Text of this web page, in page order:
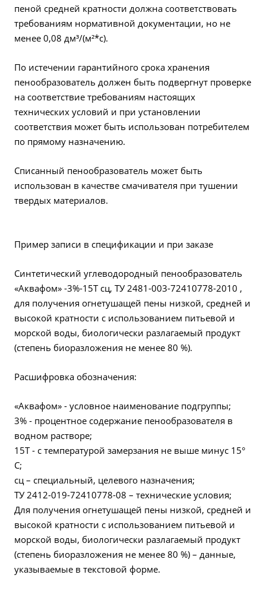
пеной средней кратности должна соответствовать
требованиям нормативной документации, но не
менее 0,08 дм³/(м²*с).
По истечении гарантийного срока хранения
пенообразователь должен быть подвергнут проверке
на соответствие требованиям настоящих
технических условий и при установлении
соответствия может быть использован потребителем
по прямому назначению.
Списанный пенообразователь может быть
использован в качестве смачивателя при тушении
твердых материалов.
Пример записи в спецификации и при заказе
Синтетический углеводородный пенообразователь
«Аквафом» -3%-15Т сц, ТУ 2481-003-72410778-2010 ,
для получения огнетушащей пены низкой, средней и
высокой кратности с использованием питьевой и
морской воды, биологически разлагаемый продукт
(степень биоразложения не менее 80 %).
Расшифровка обозначения:
«Аквафом» - условное наименование подгруппы;
3% - процентное содержание пенообразователя в
водном растворе;
15Т - с температурой замерзания не выше минус 15°
С;
сц – специальный, целевого назначения;
ТУ 2412-019-72410778-08 – технические условия;
Для получения огнетушащей пены низкой, средней и
высокой кратности с использованием питьевой и
морской воды, биологически разлагаемый продукт
(степень биоразложения не менее 80 %) – данные,
указываемые в текстовой форме.